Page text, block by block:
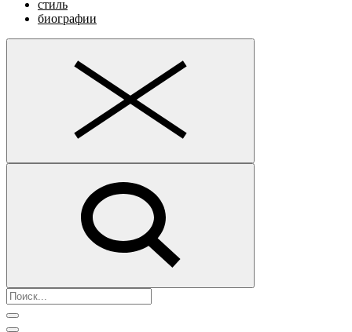
стиль
биографии